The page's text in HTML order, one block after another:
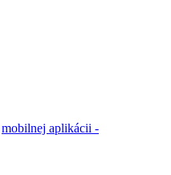
mobilnej aplikácii -